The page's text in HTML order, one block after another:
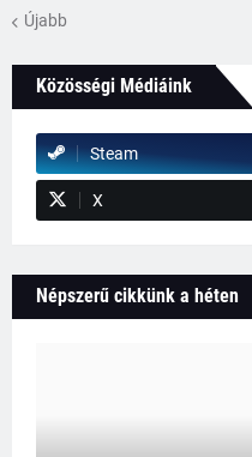
Újabb
Közösségi Médiáink
Steam
X
Népszerű cikkünk a héten